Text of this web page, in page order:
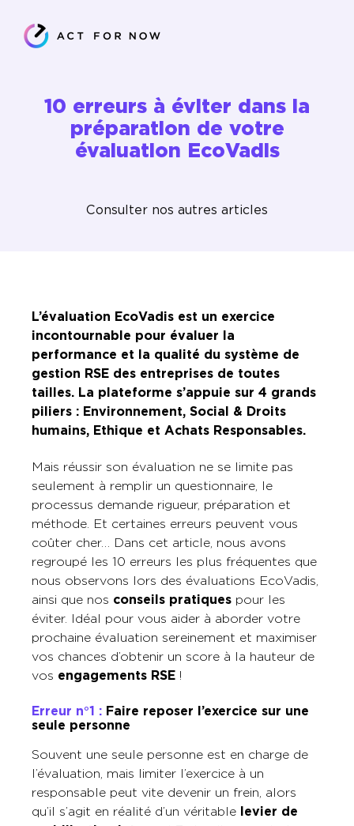
10 erreurs à éviter dans la
préparation de votre
évaluation EcoVadis
Consulter nos autres articles
L’évaluation EcoVadis est un exercice
incontournable pour évaluer la
performance et la qualité du système de
gestion RSE des entreprises de toutes
tailles. La plateforme s’appuie sur 4 grands
piliers : Environnement, Social & Droits
humains, Ethique et Achats Responsables.
Mais réussir son évaluation ne se limite pas
seulement à remplir un questionnaire, le
processus demande rigueur, préparation et
méthode. Et certaines erreurs peuvent vous
coûter cher… Dans cet article, nous avons
regroupé les 10 erreurs les plus fréquentes que
nous observons lors des évaluations EcoVadis,
ainsi que nos conseils pratiques pour les
éviter. Idéal pour vous aider à aborder votre
prochaine évaluation sereinement et maximiser
vos chances d’obtenir un score à la hauteur de
vos engagements RSE !
Erreur n°1 : Faire reposer l’exercice sur une
seule personne
Souvent une seule personne est en charge de
l’évaluation, mais limiter l’exercice à un
responsable peut vite devenir un frein, alors
qu’il s’agit en réalité d’un véritable levier de